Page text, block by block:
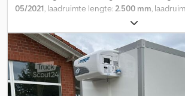
05/2021, laadruimte lengte:2.500 mm,
2.300 mm, Bij
veel modellen online beschikbaar. Nieuwe
eenvoudig en 24/7 online kopen op
laten leveren. De online afhaaldienst voor uw
biedt sterke merkproducten! Meer dan 850
aanhangwagens op voorraad. Meer dan 130